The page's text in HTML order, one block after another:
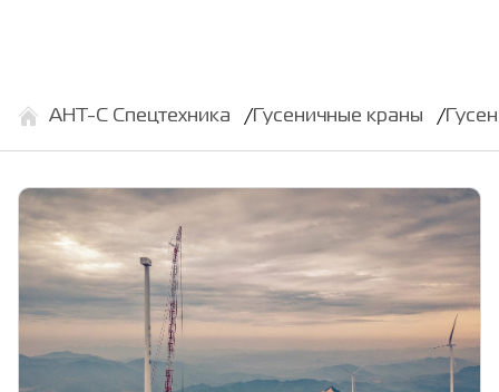
АНТ-С Спецтехника Гусеничные краны